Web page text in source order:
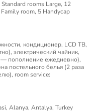
rooms Large, 12
room, 5 Handycap
кондиционер, LCD ТВ,
электрический чайник,
— пополнение ежедневно),
постельного белья (2 раза
room service:
Alanya, Antalya, Turkey